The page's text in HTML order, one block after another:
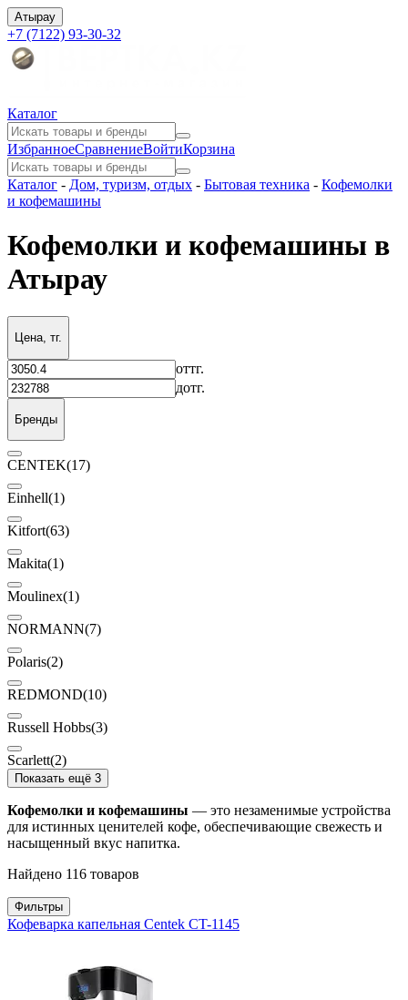
Атырау
+7 (7122) 93-30-32
Каталог
ИзбранноеСравнениеВойтиКорзина
Каталог - Дом, туризм, отдых - Бытовая техника - Кофемолки
и кофемашины
Кофемолки и кофемашины в
Атырау
Цена, тг.
оттг.
дотг.
Бренды
CENTEK(17)
Einhell(1)
Kitfort(63)
Makita(1)
Moulinex(1)
NORMANN(7)
Polaris(2)
REDMOND(10)
Russell Hobbs(3)
Scarlett(2)
Показать ещё 3
Кофемолки и кофемашины — это незаменимые устройства
для истинных ценителей кофе, обеспечивающие свежесть и
насыщенный вкус напитка.
Найдено 116 товаров
Фильтры
Кофеварка капельная Centek CT-1145